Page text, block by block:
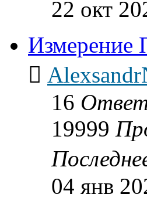
22 окт
16
19999
04 янв